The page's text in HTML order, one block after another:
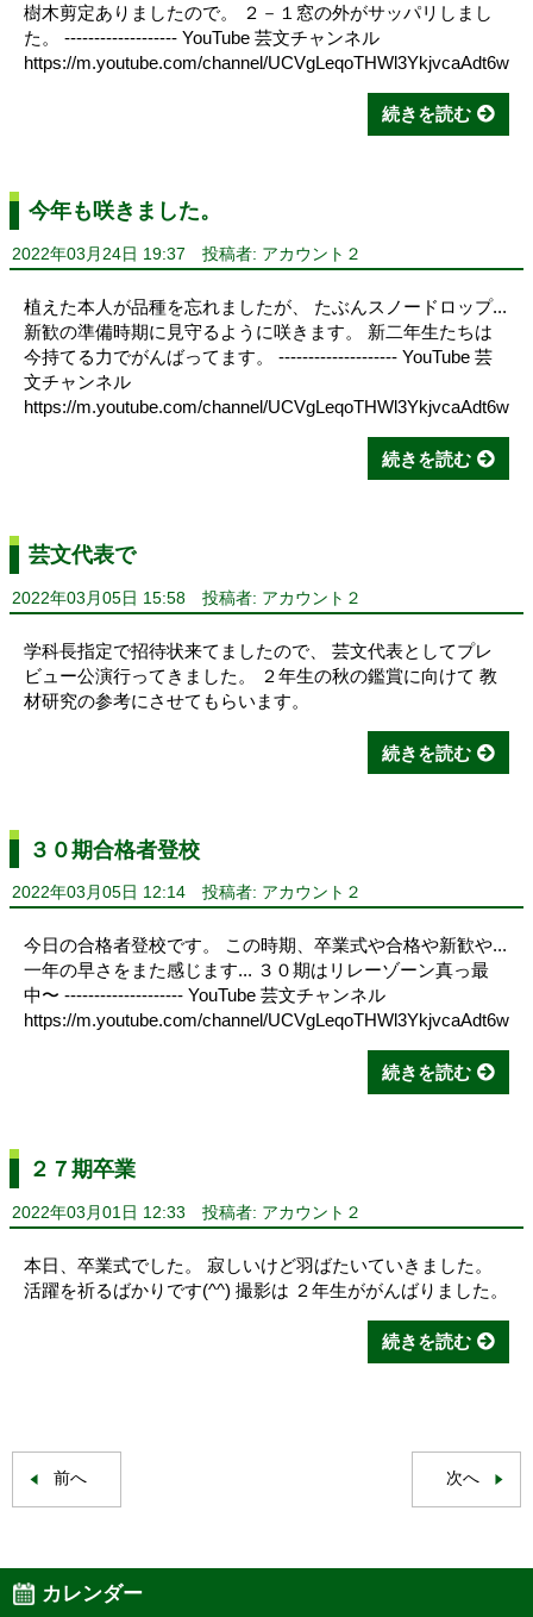
樹木剪定ありましたので。 ２－１窓の外がサッパリしまし
た。 ------------------- YouTube 芸文チャンネル
https://m.youtube.com/channel/UCVgLeqoTHWl3YkjvcaAdt6w
続きを読む
今年も咲きました。
2022年03月24日 19:37 投稿者: アカウント２
植えた本人が品種を忘れましたが、 たぶんスノードロップ...
新歓の準備時期に見守るように咲きます。 新二年生たちは
今持てる力でがんばってます。 -------------------- YouTube 芸
文チャンネル
https://m.youtube.com/channel/UCVgLeqoTHWl3YkjvcaAdt6w
続きを読む
芸文代表で
2022年03月05日 15:58 投稿者: アカウント２
学科長指定で招待状来てましたので、 芸文代表としてプレ
ビュー公演行ってきました。 ２年生の秋の鑑賞に向けて 教
材研究の参考にさせてもらいます。
続きを読む
３０期合格者登校
2022年03月05日 12:14 投稿者: アカウント２
今日の合格者登校です。 この時期、卒業式や合格や新歓や...
一年の早さをまた感じます... ３０期はリレーゾーン真っ最
中〜 -------------------- YouTube 芸文チャンネル
https://m.youtube.com/channel/UCVgLeqoTHWl3YkjvcaAdt6w
続きを読む
２７期卒業
2022年03月01日 12:33 投稿者: アカウント２
本日、卒業式でした。 寂しいけど羽ばたいていきました。
活躍を祈るばかりです(^^) 撮影は ２年生ががんばりました。
続きを読む
前へ 次へ
カレンダー